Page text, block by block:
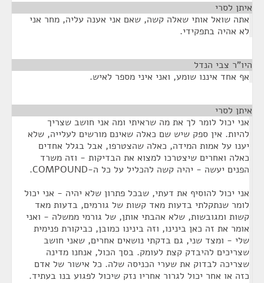
איתן לסרי
אתה שואל אותי שאלה קשה, שאם אני אענה עליה, מחר אני
לא אהיה בתפקידי.
היו"ר צבי הנדל
אף אחד איננו שומע, ואני איני מספר לאיש.
איתן לסרי
אני יכול לומר לך את מה שראיתי ומה אני חושב שצריך
להיות. אין ספק שיש שם כאלה שאינם מורשים לעלייה, שלא
יענו על אמות המידה, כאלה שהצטרפו, אבל בגלל אחדים
כאלה ואחרים שיצטרכו למצוא את הבדיקות - וזה משרד
הפנים יעשה - יהיה קשה להכליל על כל ה-COMPOUND.
אני יכול להוסיף את דעתי, שבכל פתרון שלא יהיה - אני יכול
לומר שנתקלתי בדעות מאד קשות של גורמים, בדעות מאד
קשות ומגובשות, שלא אהבתי אותן, של גורמי ממשלה - ואני
אומר את זה כאן בינינו, וזה בינינו כמובן, כביקורת פנימית
שלי - ומצד שני, גם בדקתי נושאים אחרים, שאני חושב
שצריכים להיבדק קצת לעומק. בסך הכול, אנחנו מדינה
שצריכה לבדוק את שערי הכניסה שלה. כל אישור של אדם
כזה או אחר יכול לגרור אחריו נזק שיכול לפגוע בנו בעתיד.